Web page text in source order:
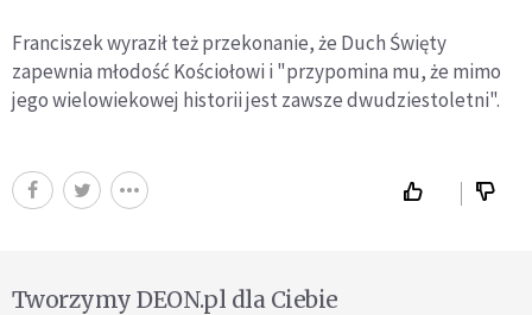
Franciszek wyraził też przekonanie, że Duch Święty
zapewnia młodość Kościołowi i "przypomina mu, że mimo
jego wielowiekowej historii jest zawsze dwudziestoletni".
Tworzymy DEON.pl dla Ciebie